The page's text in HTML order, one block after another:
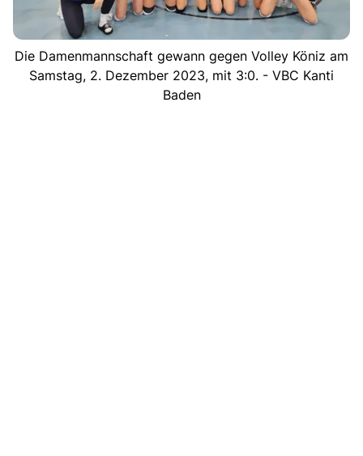
Die Damenmannschaft gewann gegen Volley Köniz am
Samstag, 2. Dezember 2023, mit 3:0. - VBC Kanti
Baden